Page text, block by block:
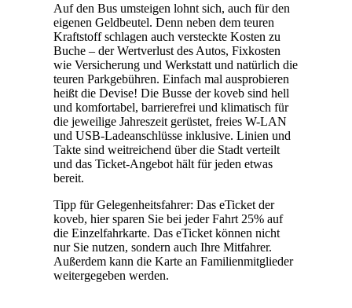
Auf den Bus umsteigen lohnt sich, auch für den
eigenen Geldbeutel. Denn neben dem teuren
Kraftstoff schlagen auch versteckte Kosten zu
Buche – der Wertverlust des Autos, Fixkosten
wie Versicherung und Werkstatt und natürlich die
teuren Parkgebühren. Einfach mal ausprobieren
heißt die Devise! Die Busse der koveb sind hell
und komfortabel, barrierefrei und klimatisch für
die jeweilige Jahreszeit gerüstet, freies W-LAN
und USB-Ladeanschlüsse inklusive. Linien und
Takte sind weitreichend über die Stadt verteilt
und das Ticket-Angebot hält für jeden etwas
bereit.
Tipp für Gelegenheitsfahrer: Das eTicket der
koveb, hier sparen Sie bei jeder Fahrt 25% auf
die Einzelfahrkarte. Das eTicket können nicht
nur Sie nutzen, sondern auch Ihre Mitfahrer.
Außerdem kann die Karte an Familienmitglieder
weitergegeben werden.